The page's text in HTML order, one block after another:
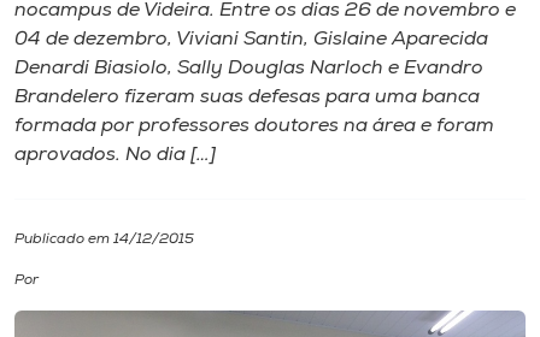
I.nova
Diplomados
Cultura
CPA
Biblioteca
nocampus de Videira. Entre os dias 26 de novembro e
04 de dezembro, Viviani Santin, Gislaine Aparecida
Denardi Biasiolo, Sally Douglas Narloch e Evandro
Brandelero fizeram suas defesas para uma banca
formada por professores doutores na área e foram
aprovados. No dia […]
Publicado em 14/12/2015
Por